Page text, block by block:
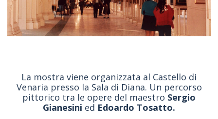
La mostra viene organizzata al Castello di
Venaria presso la Sala di Diana. Un percorso
pittorico tra le opere del maestro Sergio
Gianesini ed Edoardo Tosatto.